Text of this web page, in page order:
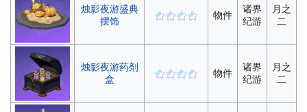
烛影夜游盛典
摆饰
物件
诸界
纪游
月之
二
烛影夜游药剂
盒
物件
诸界
纪游
月之
二